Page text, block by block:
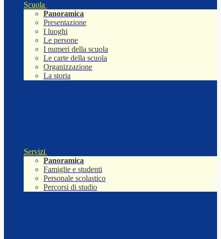
Scuola
Panoramica
Presentazione
I luoghi
Le persone
I numeri della scuola
Le carte della scuola
Organizzazione
La storia
Servizi
Panoramica
Famiglie e studenti
Personale scolastico
Percorsi di studio